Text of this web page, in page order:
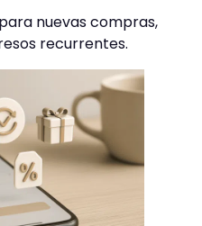
nuevas compras,
recurrentes.